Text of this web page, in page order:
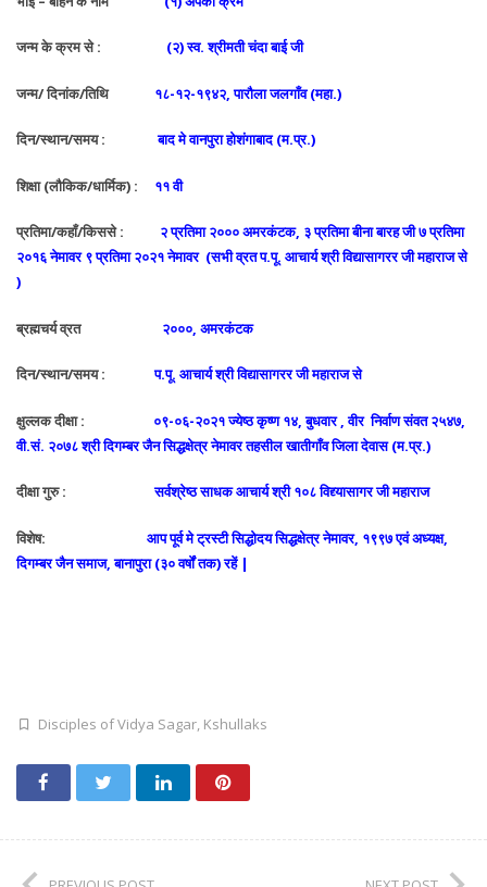
जन्म के क्रम से : (२) स्व. श्रीमती चंदा बाई जी
जन्म/ दिनांक/तिथि १८-१२-१९४२, पारौला जलगाँव (महा.)
दिन/स्थान/समय :बाद मे वानपुरा होशंगाबाद (म.प्र.)
शिक्षा (लौकिक/धार्मिक) : ११ वी
प्रतिमा/कहाँ/किससे : २ प्रतिमा २००० अमरकंटक, ३ प्रतिमा बीना बारह जी ७ प्रतिमा
२०१६ नेमावर ९ प्रतिमा २०२१ नेमावर (सभी व्रत प.पू. आचार्य श्री विद्यासागरर जी महाराज से
)
ब्रह्मचर्य व्रत २०००, अमरकंटक
दिन/स्थान/समय :प.पू. आचार्य श्री विद्यासागरर जीमहाराज से
क्षुल्लक दीक्षा :
०९-०६-२०२१ ज्येष्ठ कृष्ण १४, बुधवार , वीर निर्वाण संवत २५४७,
वी.सं. २०७८ श्री दिगम्बर जैन सिद्धक्षेत्र नेमावर तहसील खातीगाँव जिला देवास (म.प्र.)
दीक्षा गुरु : सर्वश्रेष्ठ साधक आचार्य श्री १०८ विद्द्यासागर जी महाराज
विशेष: आप पूर्व मे ट्रस्टी सिद्धोदय सिद्धक्षेत्र नेमावर, १९९७ एवं अध्यक्ष,
दिगम्बर जैन समाज, बानापुरा (३० वर्षों तक) रहें |
Disciples of Vidya Sagar Kshullaks